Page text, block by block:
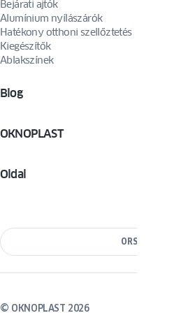
Bejárati ajtók
Alumínium nyílászárók
Hatékony otthoni szellőztetés
Kiegészítők
Ablakszínek
Blog
OKNOPLAST
Oldal
ORSZÁG VÁLTÁSA
© OKNOPLAST 2026